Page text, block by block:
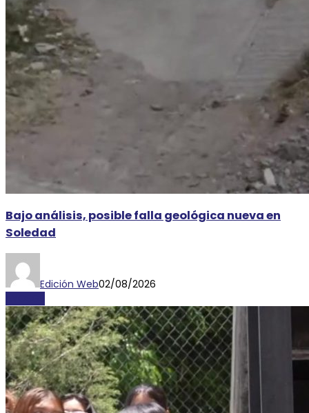
Bajo análisis, posible falla geológica nueva en
Soledad
Edición Web02/08/2026